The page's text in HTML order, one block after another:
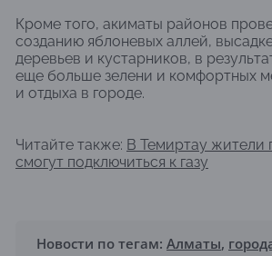
Кроме того, акиматы районов
созданию яблоневых аллей,
деревьев и кустарников, в
еще больше зелени и комфортных
и отдыха в городе.
Читайте также: В Темиртау жители
смогут подключиться к газу
Новости по тегам: Алматы,